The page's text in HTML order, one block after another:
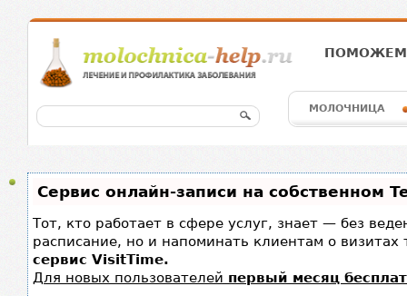
ПОМОЖЕМ
МОЛОЧНИЦА
Сервис онлайн-записи на собственном
Тот, кто работает в сфере услуг, знает — без
расписание, но и напоминать клиентам о
сервис VisitTime.
Для новых пользователей первый месяц